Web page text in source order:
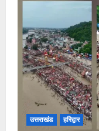
उत्तराखंड हरिद्वार